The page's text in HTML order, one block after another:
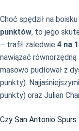
Choć spędził na boisku
punktów, to jego
– trafił zaledwie 4 na
nawiązać
masowo pudłował z
punkty).
punkty) oraz Julian
Czy San Antonio